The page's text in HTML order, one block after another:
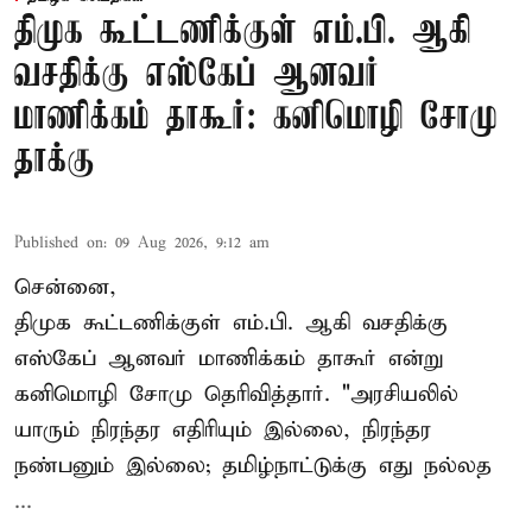
திமுக கூட்டணிக்குள் எம்.பி. ஆகி
வசதிக்கு எஸ்கேப் ஆனவர்
மாணிக்கம் தாகூர்: கனிமொழி சோமு
தாக்கு
Published on: 09 Aug 2026, 9:12 am
சென்னை,
திமுக கூட்டணிக்குள் எம்.பி. ஆகி வசதிக்கு
எஸ்கேப் ஆனவர் மாணிக்கம் தாகூர் என்று
கனிமொழி சோமு தெரிவித்தார். "அரசியலில்
யாரும் நிரந்தர எதிரியும் இல்லை, நிரந்தர
நண்பனும் இல்லை; தமிழ்நாட்டுக்கு எது நல்லத
...